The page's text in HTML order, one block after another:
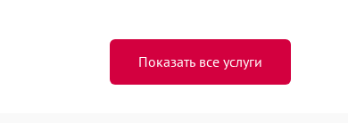
Показать все услуги